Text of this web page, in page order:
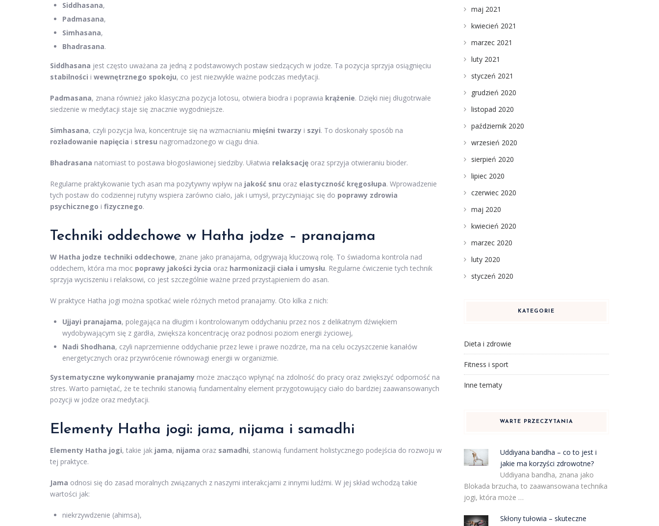
Siddhasana,
Padmasana,
Simhasana,
Bhadrasana.
Siddhasana jest często uważana za jedną z podstawowych postaw siedzących w jodze. Ta pozycja sprzyja osiągnięciu
stabilności i wewnętrznego spokoju, co jest niezwykle ważne podczas medytacji.
Padmasana, znana również jako klasyczna pozycja lotosu, otwiera biodra i poprawia krążenie. Dzięki niej długotrwałe
siedzenie w medytacji staje się znacznie wygodniejsze.
Simhasana, czyli pozycja lwa, koncentruje się na wzmacnianiu mięśni twarzy i szyi. To doskonały sposób na
rozładowanie napięcia i stresu nagromadzonego w ciągu dnia.
Bhadrasana natomiast to postawa błogosławionej siedziby. Ułatwia relaksację oraz sprzyja otwieraniu bioder.
Regularne praktykowanie tych asan ma pozytywny wpływ na jakość snu oraz elastyczność kręgosłupa. Wprowadzenie
tych postaw do codziennej rutyny wspiera zarówno ciało, jak i umysł, przyczyniając się do poprawy zdrowia
psychicznego i fizycznego.
Techniki oddechowe w Hatha jodze – pranajama
W Hatha jodze techniki oddechowe, znane jako pranajama, odgrywają kluczową rolę. To świadoma kontrola nad
oddechem, która ma moc poprawy jakości życia oraz harmonizacji ciała i umysłu. Regularne ćwiczenie tych technik
sprzyja wyciszeniu i relaksowi, co jest szczególnie ważne przed przystąpieniem do asan.
W praktyce Hatha jogi można spotkać wiele różnych metod pranajamy. Oto kilka z nich:
Ujjayi pranajama, polegająca na długim i kontrolowanym oddychaniu przez nos z delikatnym dźwiękiem
wydobywającym się z gardła, zwiększa koncentrację oraz podnosi poziom energii życiowej,
Nadi Shodhana, czyli naprzemienne oddychanie przez lewe i prawe nozdrze, ma na celu oczyszczenie kanałów
energetycznych oraz przywrócenie równowagi energii w organizmie.
Systematyczne wykonywanie pranajamy może znacząco wpłynąć na zdolność do pracy oraz zwiększyć odporność na
stres. Warto pamiętać, że te techniki stanowią fundamentalny element przygotowujący ciało do bardziej zaawansowanych
pozycji w jodze oraz medytacji.
Elementy Hatha jogi: jama, nijama i samadhi
Elementy Hatha jogi, takie jak jama, nijama oraz samadhi, stanowią fundament holistycznego podejścia do rozwoju w
tej praktyce.
Jama odnosi się do zasad moralnych związanych z naszymi interakcjami z innymi ludźmi. W jej skład wchodzą takie
wartości jak:
niekrzywdzenie (ahimsa),
maj 2021
kwiecień 2021
marzec 2021
luty 2021
styczeń 2021
grudzień 2020
listopad 2020
październik 2020
wrzesień 2020
sierpień 2020
lipiec 2020
czerwiec 2020
maj 2020
kwiecień 2020
marzec 2020
luty 2020
styczeń 2020
KATEGORIE
Dieta i zdrowie
Fitness i sport
Inne tematy
WARTE PRZECZYTANIA
Uddiyana bandha – co to jest i
jakie ma korzyści zdrowotne?
Uddiyana bandha, znana jako
Blokada brzucha, to zaawansowana technika
jogi, która może …
Skłony tułowia – skuteczne